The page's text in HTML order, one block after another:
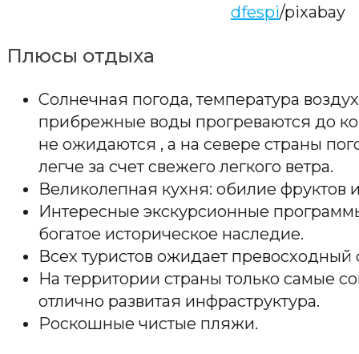
dfespi/pixabay
Плюсы отдыха
Солнечная погода, температура
прибрежные воды прогреваются до
не ожидаются , а на севере страны
легче за счет свежего легкого ветра.
Великолепная кухня: обилие фруктов
Интересные экскурсионные
богатое историческое наследие.
Всех туристов ожидает превосходный
На территории страны только самые
отлично развитая инфраструктура.
Роскошные чистые пляжи.